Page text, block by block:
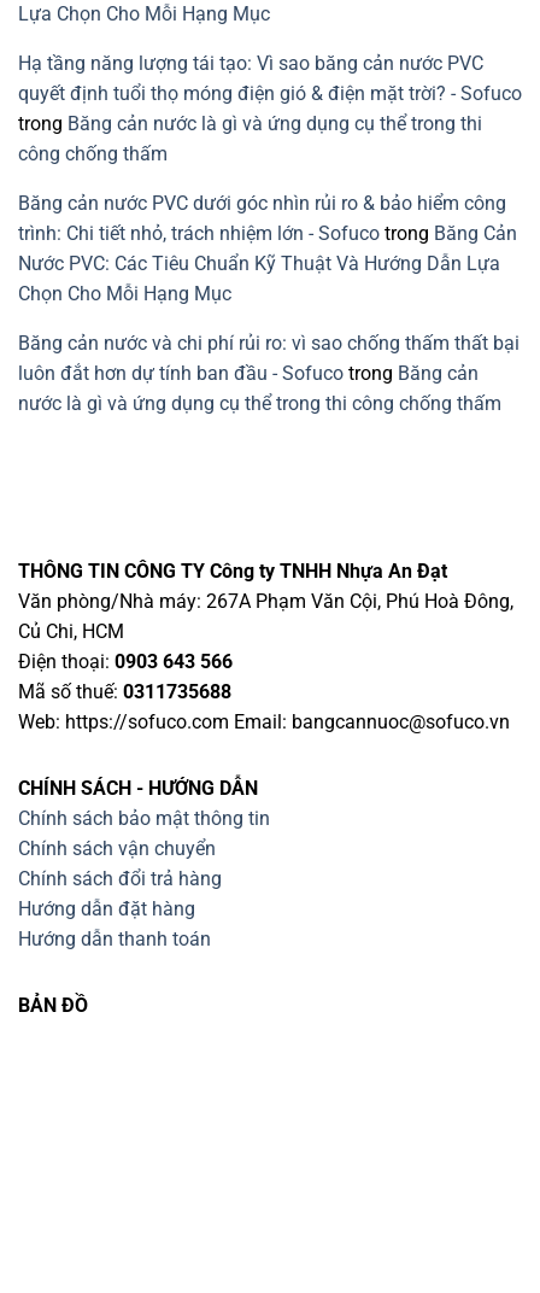
Lựa Chọn Cho Mỗi Hạng Mục
Hạ tầng năng lượng tái tạo: Vì sao băng cản nước PVC
quyết định tuổi thọ móng điện gió & điện mặt trời? - Sofuco
trong Băng cản nước là gì và ứng dụng cụ thể trong thi
công chống thấm
Băng cản nước PVC dưới góc nhìn rủi ro & bảo hiểm công
trình: Chi tiết nhỏ, trách nhiệm lớn - Sofuco trong Băng Cản
Nước PVC: Các Tiêu Chuẩn Kỹ Thuật Và Hướng Dẫn Lựa
Chọn Cho Mỗi Hạng Mục
Băng cản nước và chi phí rủi ro: vì sao chống thấm thất bại
luôn đắt hơn dự tính ban đầu - Sofuco trong Băng cản
nước là gì và ứng dụng cụ thể trong thi công chống thấm
THÔNG TIN CÔNG TY Công ty TNHH Nhựa An Đạt
Văn phòng/Nhà máy: 267A Phạm Văn Cội, Phú Hoà Đông,
Củ Chi, HCM
Điện thoại: 0903 643 566
Mã số thuế: 0311735688
Web: https://sofuco.com Email: bangcannuoc@sofuco.vn
CHÍNH SÁCH - HƯỚNG DẪN
Chính sách bảo mật thông tin
Chính sách vận chuyển
Chính sách đổi trả hàng
Hướng dẫn đặt hàng
Hướng dẫn thanh toán
BẢN ĐỒ